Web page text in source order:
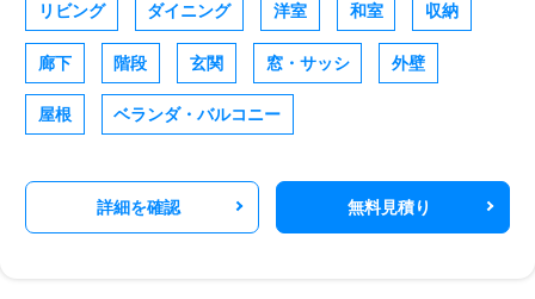
リビング ダイニング 洋室 和室 収納
廊下 階段 玄関 窓・サッシ 外壁
屋根 ベランダ・バルコニー
詳細を確認 無料見積り